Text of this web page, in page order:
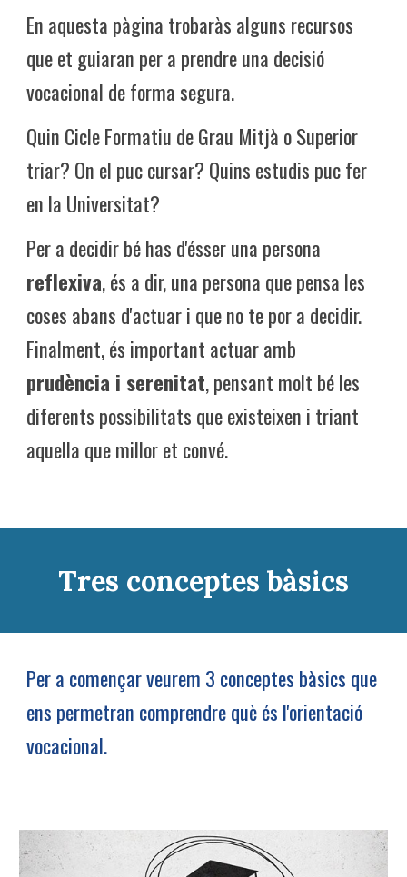
En aquesta pàgina trobaràs alguns recursos
que et guiaran per a prendre una decisió
vocacional de forma segura.
Quin Cicle Formatiu de Grau Mitjà o Superior
triar? On el puc cursar? Quins estudis puc fer
en la Universitat?
Per a decidir bé has d'ésser una persona
reflexiva, és a dir, una persona que pensa les
coses abans d'actuar i que no te por a decidir.
Finalment, és important actuar amb
prudència i serenitat, pensant molt bé les
diferents possibilitats que existeixen i triant
aquella que millor et convé.
Tres conceptes bàsics
Per a començar veurem 3 conceptes bàsics que
ens permetran comprendre què és l'orientació
vocacional.